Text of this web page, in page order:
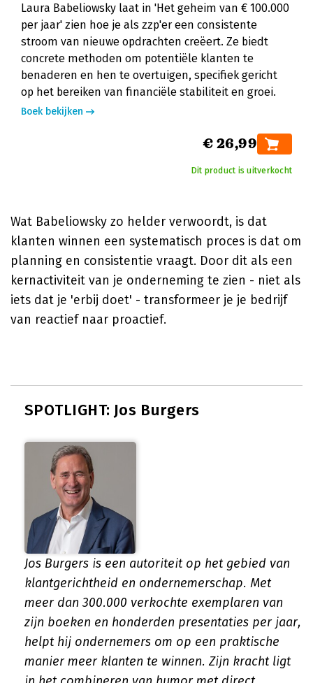
Laura Babeliowsky laat in 'Het geheim van € 100.000
per jaar' zien hoe je als zzp'er een consistente
stroom van nieuwe opdrachten creëert. Ze biedt
concrete methoden om potentiële klanten te
benaderen en hen te overtuigen, specifiek gericht
op het bereiken van financiële stabiliteit en groei.
Boek bekijken
€ 26,99
Dit product is uitverkocht
Wat Babeliowsky zo helder verwoordt, is dat
klanten winnen een systematisch proces is dat om
planning en consistentie vraagt. Door dit als een
kernactiviteit van je onderneming te zien - niet als
iets dat je 'erbij doet' - transformeer je je bedrijf
van reactief naar proactief.
SPOTLIGHT: Jos Burgers
Jos Burgers is een autoriteit op het gebied van
klantgerichtheid en ondernemerschap. Met
meer dan 300.000 verkochte exemplaren van
zijn boeken en honderden presentaties per jaar,
helpt hij ondernemers om op een praktische
manier meer klanten te winnen. Zijn kracht ligt